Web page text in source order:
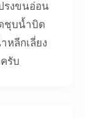
รงขนอ่อน
ชุบน้ำบิด
หลีกเลี่ยง
รับ